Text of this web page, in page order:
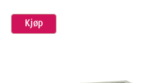
Kjøp